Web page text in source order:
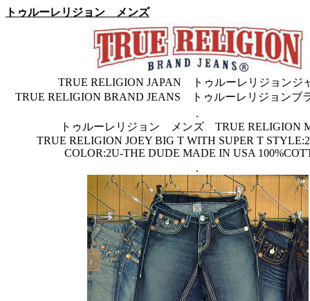
トゥルーレリジョン メンズ
TRUE RELIGION JAPAN トゥルーレリジョンジ
TRUE RELIGION BRAND JEANS トゥルーレリジョンブ
.
トゥルーレリジョン メンズ TRUE RELIGION
TRUE RELIGION JOEY BIG T WITH SUPER T
COLOR:2U-THE DUDE MADE IN USA
.